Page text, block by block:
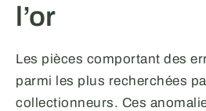
l’or
Les pièces comportant des
parmi les plus recherchées
collectionneurs. Ces